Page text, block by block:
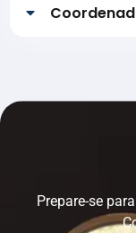
Prepare-se